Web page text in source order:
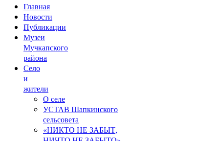
Главная
Новости
Публикации
Музеи
Мучкапского
района
Село
и
жители
О селе
УСТАВ Шапкинского
сельсовета
«НИКТО НЕ ЗАБЫТ,